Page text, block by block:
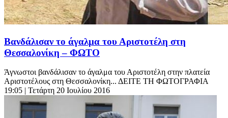
Βανδάλισαν το άγαλμα του Αριστοτέλη στη
Θεσσαλονίκη – ΦΩΤΟ
Άγνωστοι βανδάλισαν το άγαλμα του Αριστοτέλη στην πλατεία
Αριστοτέλους στη Θεσσαλονίκη... ΔΕΙΤΕ ΤΗ ΦΩΤΟΓΡΑΦΙΑ
19:05 | Τετάρτη 20 Ιουλίου 2016